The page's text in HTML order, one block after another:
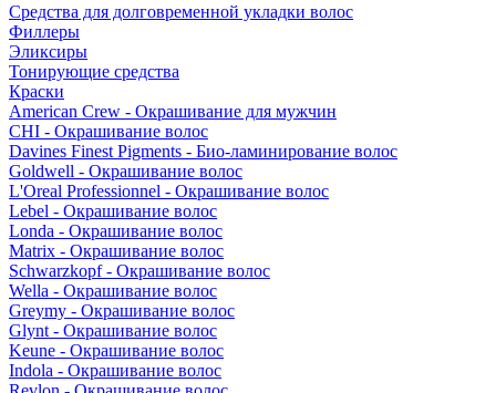
Средства для долговременной укладки волос
Филлеры
Эликсиры
Тонирующие средства
Краски
American Crew - Окрашивание для мужчин
CHI - Окрашивание волос
Davines Finest Pigments - Био-ламинирование волос
Goldwell - Окрашивание волос
L'Oreal Professionnel - Окрашивание волос
Lebel - Окрашивание волос
Londa - Окрашивание волос
Matrix - Окрашивание волос
Schwarzkopf - Окрашивание волос
Wella - Окрашивание волос
Greymy - Окрашивание волос
Glynt - Окрашивание волос
Keune - Окрашивание волос
Indola - Окрашивание волос